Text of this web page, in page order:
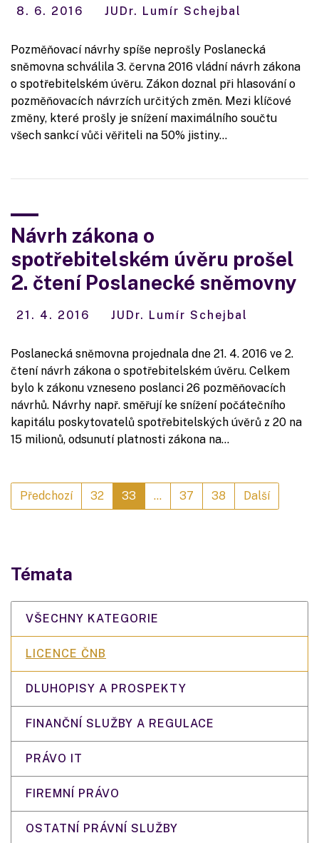
8. 6. 2016 JUDr. Lumír Schejbal
Pozměňovací návrhy spíše neprošly Poslanecká
sněmovna schválila 3. června 2016 vládní návrh zákona
o spotřebitelském úvěru. Zákon doznal při hlasování o
pozměňovacích návrzích určitých změn. Mezi klíčové
změny, které prošly je snížení maximálního součtu
všech sankcí vůči věřiteli na 50% jistiny…
Návrh zákona o
spotřebitelském úvěru prošel
2. čtení Poslanecké sněmovny
21. 4. 2016 JUDr. Lumír Schejbal
Poslanecká sněmovna projednala dne 21. 4. 2016 ve 2.
čtení návrh zákona o spotřebitelském úvěru. Celkem
bylo k zákonu vzneseno poslanci 26 pozměňovacích
návrhů. Návrhy např. směřují ke snížení počátečního
kapitálu poskytovatelů spotřebitelských úvěrů z 20 na
15 milionů, odsunutí platnosti zákona na…
Předchozí 32 33 ... 37 38 Další
Témata
VŠECHNY KATEGORIE
LICENCE ČNB
DLUHOPISY A PROSPEKTY
FINANČNÍ SLUŽBY A REGULACE
PRÁVO IT
FIREMNÍ PRÁVO
OSTATNÍ PRÁVNÍ SLUŽBY